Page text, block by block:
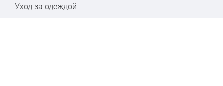
Уход за одеждой
Хранение